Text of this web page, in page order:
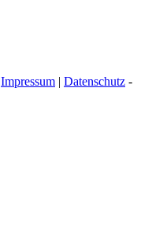
Impressum | Datenschutz -